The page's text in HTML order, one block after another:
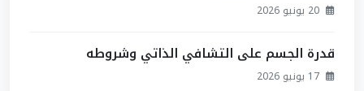
قدرة الجسم على التشافي الذاتي وشروطه